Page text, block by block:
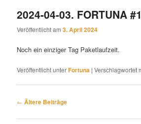
2024-04-03. FORTUNA
Veröffentlicht am3. April 2024
Noch ein einziger Tag Paketlaufzeit.
Veröffentlicht unterFortuna |Verschlagwortet
Beitragsnavigation
← Ältere Beiträge